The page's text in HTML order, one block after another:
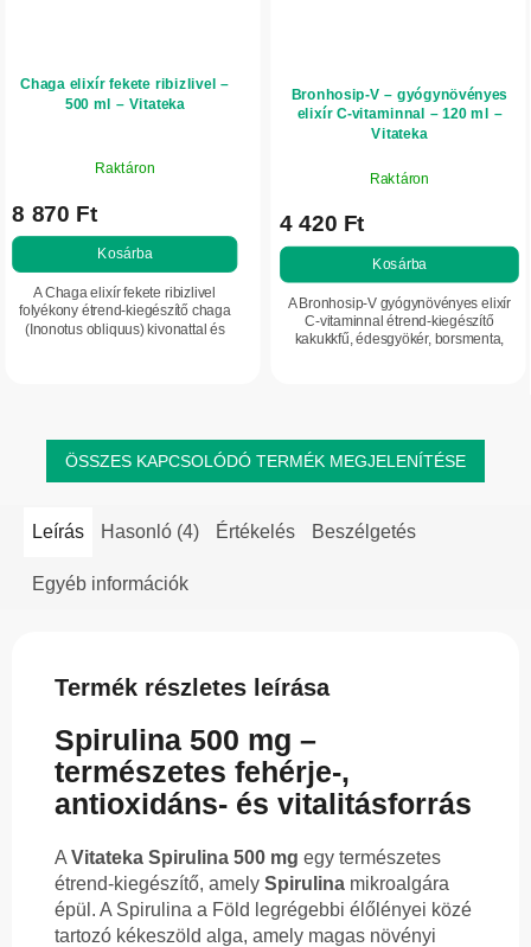
Chaga elixír fekete ribizlivel –
500 ml – Vitateka
Raktáron
8 870 Ft
Kosárba
A Chaga elixír fekete ribizlivel
folyékony étrend-kiegészítő chaga
(Inonotus obliquus) kivonattal és
Bronhosip-V – gyógynövényes
elixír C-vitaminnal – 120 ml –
Vitateka
Raktáron
4 420 Ft
Kosárba
A Bronhosip-V gyógynövényes elixír
C-vitaminnal étrend-kiegészítő
kakukkfű, édesgyökér, borsmenta,
ÖSSZES KAPCSOLÓDÓ TERMÉK MEGJELENÍTÉSE
Leírás Hasonló (4) Értékelés Beszélgetés
Egyéb információk
Termék részletes leírása
Spirulina 500 mg –
természetes fehérje-,
antioxidáns- és vitalitásforrás
A Vitateka Spirulina 500 mg egy természetes
étrend-kiegészítő, amely Spirulina mikroalgára
épül. A Spirulina a Föld legrégebbi élőlényei közé
tartozó kékeszöld alga, amely magas növényi